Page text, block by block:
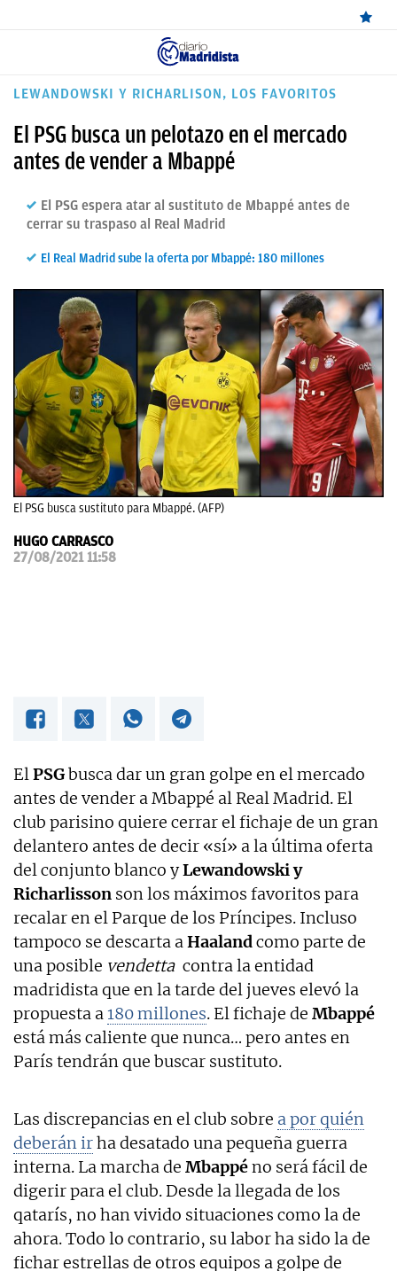
ÚLTIMAS
REAL
BALONCESTO
CANTERA
FICHAJES
DIRECTO
FEMENINO
PAPARAZZI
OKDIARIO
LEWANDOWSKI Y RICHARLISON, LOS FAVORITOS
El PSG busca un pelotazo en el mercado
antes de vender a Mbappé
El PSG espera atar al sustituto de Mbappé antes de
cerrar su traspaso al Real Madrid
El Real Madrid sube la oferta por Mbappé: 180 millones
El PSG busca sustituto para Mbappé. (AFP)
HUGO CARRASCO
27/08/2021 11:58
ElPSGbusca dar un gran golpe en el mercado
antes de vender a Mbappé al Real Madrid. El
club parisino quiere cerrar el fichaje de un gran
delantero antes de decir «sí» a la última oferta
del conjunto blanco yLewandowski y
Richarlisson son los máximos favoritos para
recalar en el Parque de los Príncipes. Incluso
tampoco se descarta aHaalandcomo parte de
una posible vendetta contra la entidad
madridista que en la tarde del jueves elevó la
propuesta a180 millones. El fichaje de Mbappé
está más caliente que nunca… pero antes en
París tendrán que buscar sustituto.
Las discrepancias en el club sobre a por quién
deberán irha desatado una pequeña guerra
interna. La marcha de Mbappéno será fácil de
digerir para el club. Desde la llegada de los
qatarís, no han vivido situaciones como la de
ahora. Todo lo contrario, su labor ha sido la de
fichar estrellas de otros equipos a golpe de